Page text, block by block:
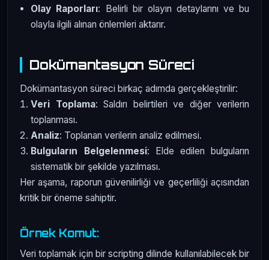
Olay Raporları: Belirli bir olayın detaylarını ve bu
olayla ilgili alınan önlemleri aktarır.
Dokümantasyon Süreci
Dokümantasyon süreci birkaç adımda gerçekleştirilir:
Veri Toplama: Saldırı belirtileri ve diğer verilerin
toplanması.
Analiz: Toplanan verilerin analiz edilmesi.
Bulguların Belgelenmesi: Elde edilen bulguların
sistematik bir şekilde yazılması.
Her aşama, raporun güvenilirliği ve geçerliliği açısından
kritik bir öneme sahiptir.
Örnek Komut:
Veri toplamak için bir scripting dilinde kullanılabilecek bir